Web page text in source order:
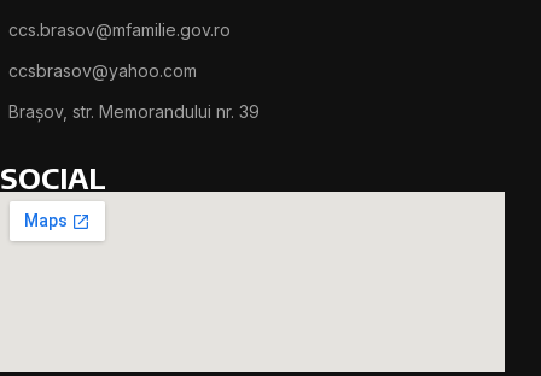
ccs.brasov@mfamilie.gov.ro
ccsbrasov@yahoo.com
Brașov, str. Memorandului nr. 39
SOCIAL